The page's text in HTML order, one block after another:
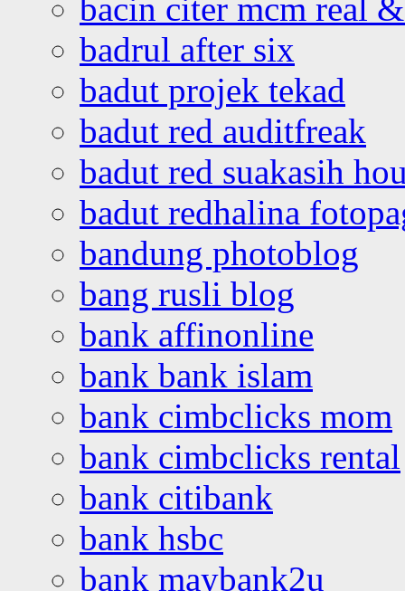
bacin citer mcm real
badrul after six
badut projek tekad
badut red auditfreak
badut red suakasih
badut redhalina
bandung photoblog
bang rusli blog
bank affinonline
bank bank islam
bank cimbclicks mom
bank cimbclicks rental
bank citibank
bank hsbc
bank maybank2u